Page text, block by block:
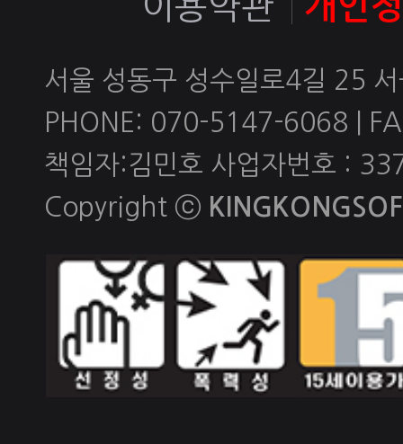
서울 성동구 성수일로4길 25
PHONE: 070-5147-6068 |
책임자:김민호 사업자번호 :
Copyright ⓒ